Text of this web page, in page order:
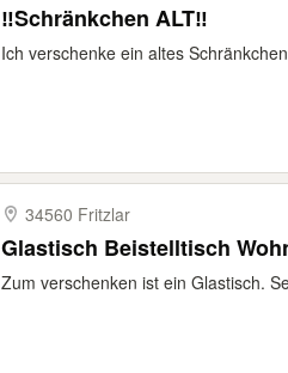
‼️Schränkchen ALT‼️
Ich verschenke ein altes
34560 Fritzlar
Glastisch Beistelltisch
Zum verschenken ist ein Glastisch.